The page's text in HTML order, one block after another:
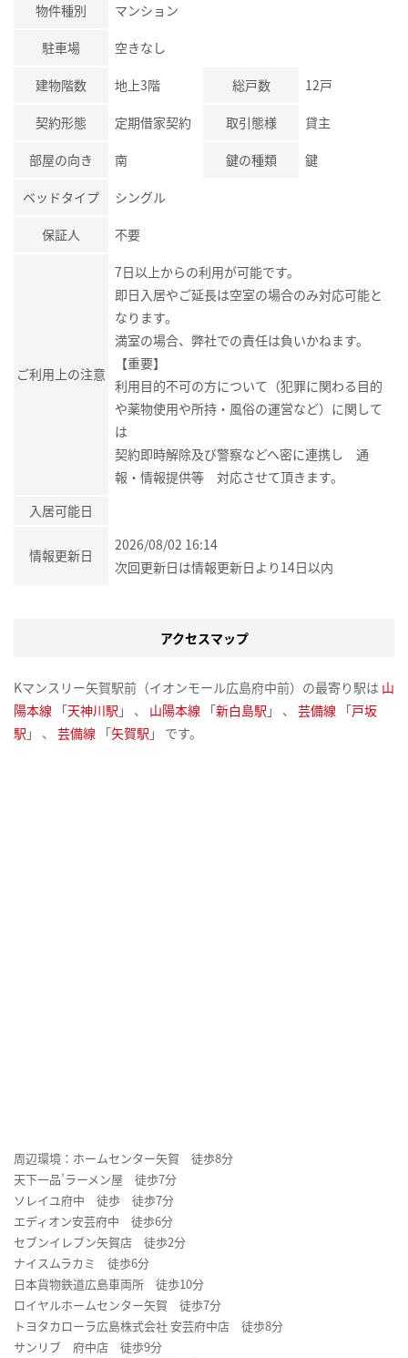
物件種別 マンション
駐車場 空きなし
建物階数 地上3階 総戸数 12戸
契約形態 定期借家契約 取引態様 貸主
部屋の向き 南 鍵の種類 鍵
ベッドタイプ シングル
保証人 不要
ご利用上の注意
7日以上からの利用が可能です。
即日入居やご延長は空室の場合のみ対応可能と
なります。
満室の場合、弊社での責任は負いかねます。
【重要】
利用目的不可の方について（犯罪に関わる目的
や薬物使用や所持・風俗の運営など）に関して
は
契約即時解除及び警察などへ密に連携し 通
報・情報提供等 対応させて頂きます。
入居可能日
情報更新日
2026/08/02 16:14
次回更新日は情報更新日より14日以内
アクセスマップ
Kマンスリー矢賀駅前（イオンモール広島府中前）の最寄り駅は 山
陽本線 「天神川駅 」 、 山陽本線 「新白島駅 」 、 芸備線 「戸坂
駅 」 、 芸備線 「矢賀駅 」 です。
周辺環境：ホームセンター矢賀 徒歩8分
天下一品’ラーメン屋 徒歩7分
ソレイユ府中 徒歩 徒歩7分
エディオン安芸府中 徒歩6分
セブンイレブン矢賀店 徒歩2分
ナイスムラカミ 徒歩6分
日本貨物鉄道広島車両所 徒歩10分
ロイヤルホームセンター矢賀 徒歩7分
トヨタカローラ広島株式会社 安芸府中店 徒歩8分
サンリブ 府中店 徒歩9分